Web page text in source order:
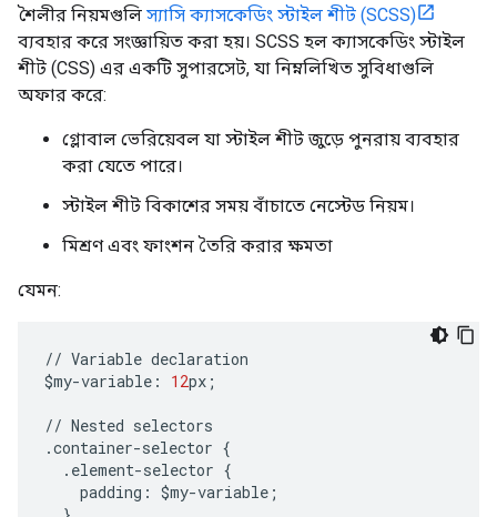
শৈলীর নিয়মগুলি স্যাসি ক্যাসকেডিং স্টাইল শীট (SCSS)
ব্যবহার করে সংজ্ঞায়িত করা হয়। SCSS হল ক্যাসকেডিং স্টাইল
শীট (CSS) এর একটি সুপারসেট, যা নিম্নলিখিত সুবিধাগুলি
অফার করে:
গ্লোবাল ভেরিয়েবল যা স্টাইল শীট জুড়ে পুনরায় ব্যবহার
করা যেতে পারে।
স্টাইল শীট বিকাশের সময় বাঁচাতে নেস্টেড নিয়ম।
মিশ্রণ এবং ফাংশন তৈরি করার ক্ষমতা
যেমন:
// Variable declaration
$my-variable : 12px ;
// Nested selectors
.container-selector {
. element-selector {
padding : $my-variable ;